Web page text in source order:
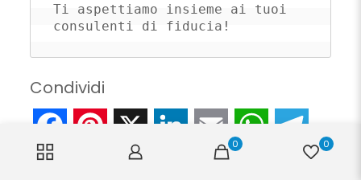
Ti aspettiamo insieme ai tuoi
consulenti di fiducia!
Condividi
FacebookPinterest
X LinkedInEmail WhatsApp
0 0